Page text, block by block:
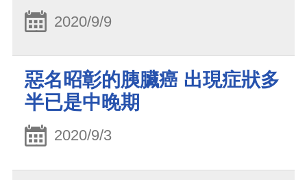
2020/9/9
惡名昭彰的胰臟癌 出現症狀多
半已是中晚期
2020/9/3